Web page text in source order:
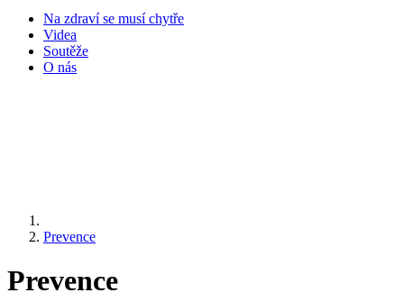
Na zdraví se musí chytře
Videa
Soutěže
O nás
Prevence
Prevence